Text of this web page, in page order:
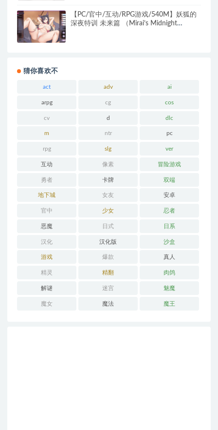
【PC/官中/互动/RPG游戏/540M】妖狐的
深夜特训 未来篇 （Mirai’s Midnight
猜你喜欢不
act adv ai
arpg cg cos
cv d dlc
m ntr pc
rpg slg ver
互动 像素 冒险游戏
勇者 卡牌 双端
地下城 女友 安卓
官中 少女 忍者
恶魔 日式 日系
汉化 汉化版 沙盒
游戏 爆款 真人
精灵 精翻 肉鸽
解谜 迷宫 魅魔
魔女 魔法 魔王